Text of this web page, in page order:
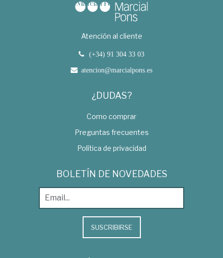
Atención al cliente
(+34) 91 304 33 03
atencion@marcialpons.es
¿DUDAS?
Como comprar
Preguntas frecuentes
Política de privacidad
BOLETÍN DE NOVEDADES
SUSCRIBIRSE